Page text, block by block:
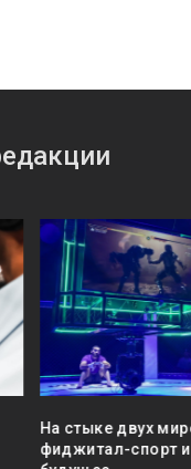
На стыке двух
фиджитал-спорт